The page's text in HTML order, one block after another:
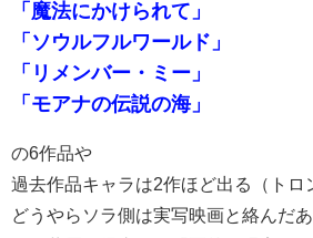
「魔法にかけられて」
「ソウルフルワールド」
「リメンバー・ミー」
「モアナの伝説の海」
の6作品や
過去作品キャラは2作ほど出る（トロ
どうやらソラ側は実写映画と絡んだ